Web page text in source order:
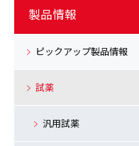
製品情報
ピックアップ製品情報
試薬
汎用試薬